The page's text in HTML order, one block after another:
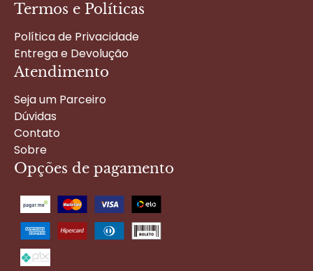
Termos e Políticas
Política de Privacidade
Entrega e Devolução
Atendimento
Seja um Parceiro
Dúvidas
Contato
Sobre
Opções de pagamento